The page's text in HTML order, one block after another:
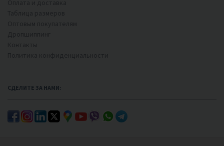
СДЕЛИТЕ ЗА НАМИ: